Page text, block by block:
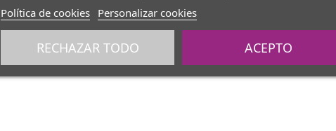
Política de cookies Personalizar cookies
RECHAZAR TODO ACEPTO